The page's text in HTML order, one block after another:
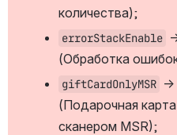
количества);
errorStackEnable
(Обработка
giftCardOnlyMSR →
(Подарочная
сканером MSR);